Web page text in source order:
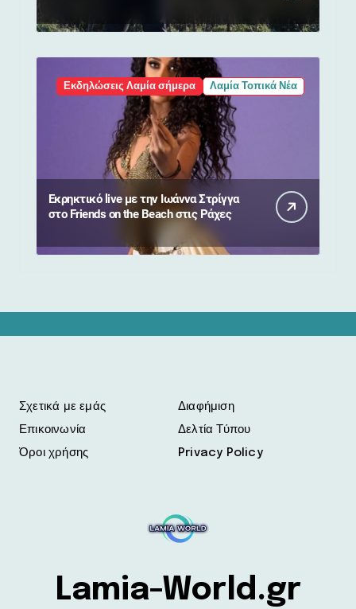
Εκδηλώσεις Λαμία σήμερα Λαμία Τοπικά Νέα
Εκρηκτικό live με την Ιωάννα Στρίγγα
στο Friends on the Beach στις Ράχες
Σχετικά με εμάς
Επικοινωνία
Όροι χρήσης
Διαφήμιση
Δελτία Τύπου
Privacy Policy
Lamia-World.gr